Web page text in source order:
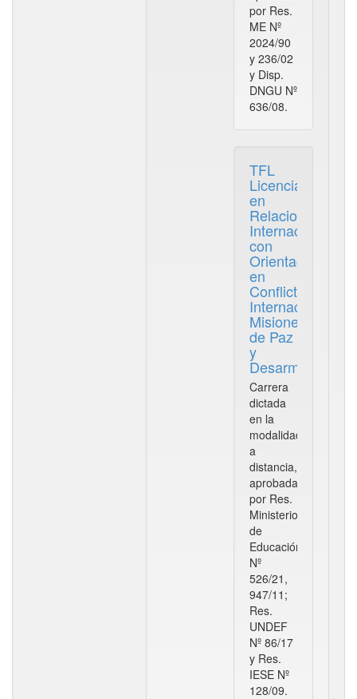
por Res.
ME Nº
2024/90
y 236/02
y Disp.
DNGU Nº
636/08.
TFL
Licenciatura
en
Relaciones
Internacionales
con
Orientación
en
Conflictos
Internacionales,
Misiones
de Paz
y
Desarme
Carrera
dictada
en la
modalidad
a
distancia,
aprobada
por Res.
Ministerio
de
Educación
Nº
526/21,
947/11;
Res.
UNDEF
Nº 86/17
y Res.
IESE Nº
128/09.